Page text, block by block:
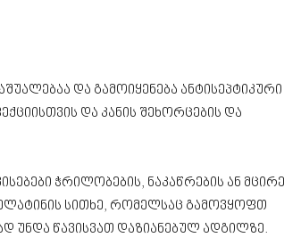
და გამოიყენება ანტისეპტიკური
და კანის შეხორცების და
ჭრილობების, ნაკაწრების ან მცირე
სითხე, რომელსაც გამოვყოფთ
წავისვათ დაზიანებულ ადგილზე.